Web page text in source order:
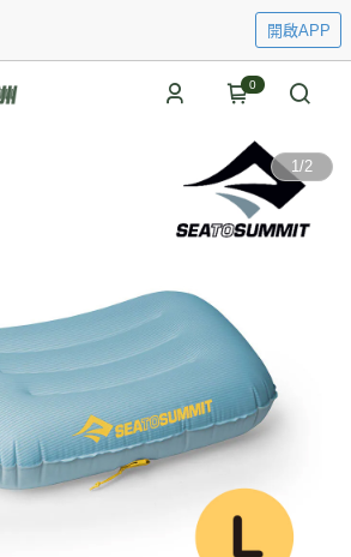
開啟APP
0
1/2